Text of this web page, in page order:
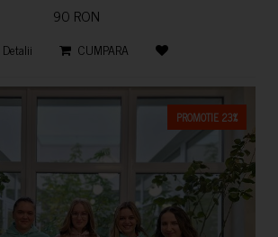
90 RON
Detalii CUMPARA
PROMOTIE 23%